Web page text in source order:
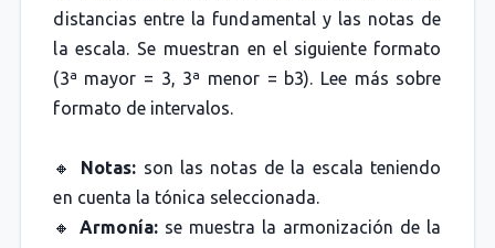
distancias entre la fundamental y las notas de
la escala. Se muestran en el siguiente formato
(3ª mayor = 3, 3ª menor = b3). Lee más sobre
formato de intervalos.
🔸 Notas: son las notas de la escala teniendo
en cuenta la tónica seleccionada.
🔸Armonía:se muestra la armonización de la